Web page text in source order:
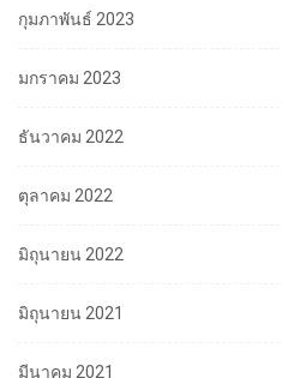
กุมภาพันธ์ 2023
มกราคม 2023
ธันวาคม 2022
ตุลาคม 2022
มิถุนายน 2022
มิถุนายน 2021
มีนาคม 2021